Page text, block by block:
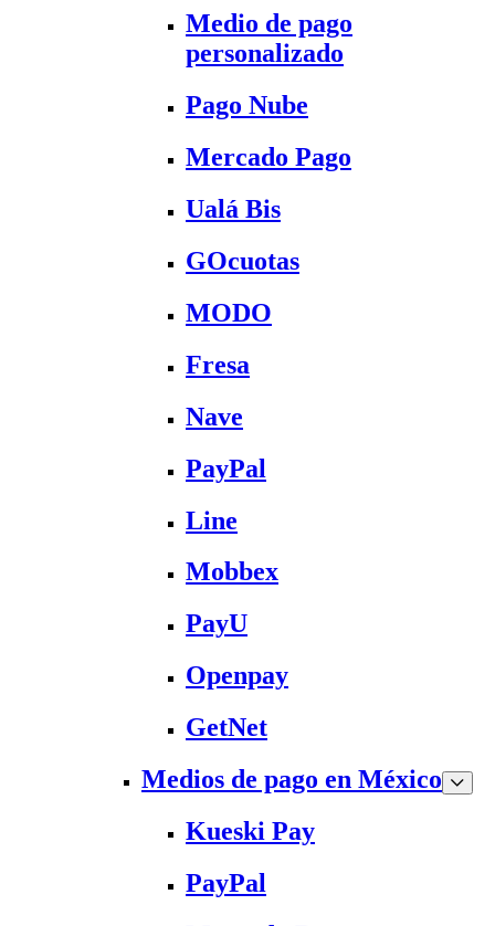
Medio de pago
personalizado
Pago Nube
Mercado Pago
Ualá Bis
GOcuotas
MODO
Fresa
Nave
PayPal
Line
Mobbex
PayU
Openpay
GetNet
Medios de pago en México
Kueski Pay
PayPal